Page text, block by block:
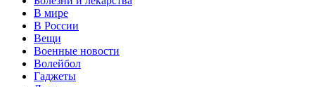
В мире
В России
Вещи
Военные новости
Волейбол
Гаджеты